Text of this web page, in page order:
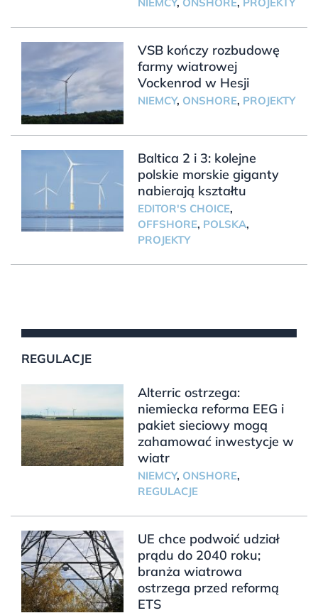
VSB kończy rozbudowę
farmy wiatrowej
Vockenrod w Hesji
NIEMCY, ONSHORE, PROJEKTY
Baltica 2 i 3: kolejne
polskie morskie giganty
nabierają kształtu
EDITOR'S CHOICE,
OFFSHORE, POLSKA,
PROJEKTY
REGULACJE
Alterric ostrzega:
niemiecka reforma EEG i
pakiet sieciowy mogą
zahamować inwestycje w
wiatr
NIEMCY, ONSHORE,
REGULACJE
UE chce podwoić udział
prądu do 2040 roku;
branża wiatrowa
ostrzega przed reformą
ETS